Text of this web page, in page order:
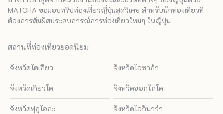
MATCHA ขอมอบทริปท่องเที่ยวญี่ปุ่นสุดวิเศษ สำหรับนักท่องเที่ยวที่
ต้องการสัมผัสประสบการณ์การท่องเที่ยวใหม่ๆ ในญี่ปุ่น
สถานที่ท่องเที่ยวยอดนิยม
จังหวัดโตเกียว จังหวัดโอซาก้า
จังหวัดเกียวโต จังหวัดฮอกไกโด
จังหวัดฟุกุโอกะ จังหวัดโอกินาว่า